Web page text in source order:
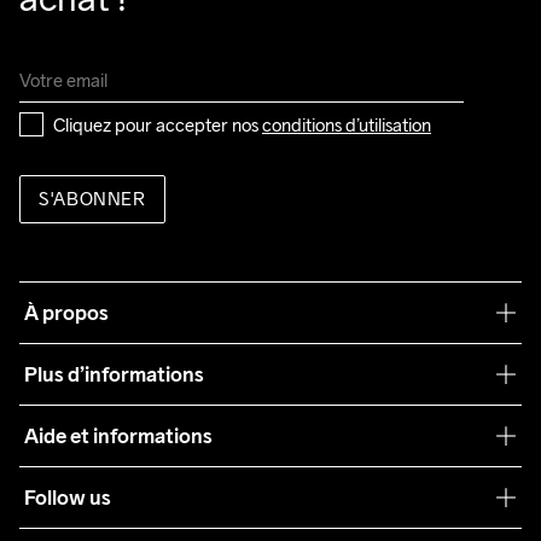
Cliquez pour accepter nos conditions d’utilisation
S'ABONNER
À propos
Plus d’informations
Teamwear
Durabilité
Aide et informations
Conditions générales
Follow us